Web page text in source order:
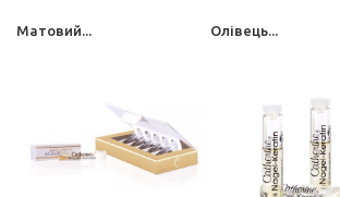
Матовий... Олівець...